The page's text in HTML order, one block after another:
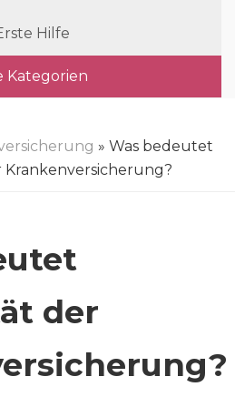
Hilfe
Kategorien
» Was bedeutet
der